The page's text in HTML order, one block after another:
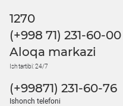
1270
(+998 71) 231-60-00
Aloqa markazi
Ish tartibi: 24/7
(+99871) 231-60-76
Ishonch telefoni